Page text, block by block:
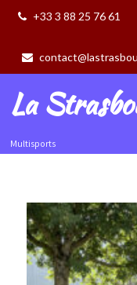
+33 3 88 25 76 61
La
Multisports